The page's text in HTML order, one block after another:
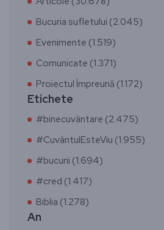
Bucuria sufletului (2.045)
Evenimente (1.519)
Comunicate (1.371)
Proiectul Împreună (1.172)
Etichete
#binecuvântare (2.475)
#CuvântulEsteViu (1.955)
#bucurii (1.694)
#cred (1.417)
Biblia (1.278)
An